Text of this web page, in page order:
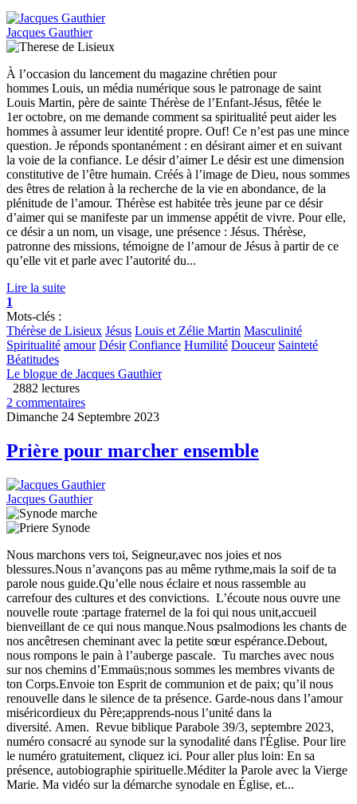
Jacques Gauthier
À l’occasion du lancement du magazine chrétien pour
hommes Louis, un média numérique sous le patronage de saint
Louis Martin, père de sainte Thérèse de l’Enfant-Jésus, fêtée le
1er octobre, on me demande comment sa spiritualité peut aider les
hommes à assumer leur identité propre. Ouf! Ce n’est pas une mince
question. Je réponds spontanément : en désirant aimer et en suivant
la voie de la confiance. Le désir d’aimer Le désir est une dimension
constitutive de l’être humain. Créés à l’image de Dieu, nous sommes
des êtres de relation à la recherche de la vie en abondance, de la
plénitude de l’amour. Thérèse est habitée très jeune par ce désir
d’aimer qui se manifeste par un immense appétit de vivre. Pour elle,
ce désir a un nom, un visage, une présence : Jésus. Thérèse,
patronne des missions, témoigne de l’amour de Jésus à partir de ce
qu’elle vit et parle avec l’autorité du...
Lire la suite
1
Mots-clés :
Thérèse de Lisieux Jésus Louis et Zélie Martin Masculinité
Spiritualité amour Désir Confiance Humilité Douceur Sainteté
Béatitudes
Le blogue de Jacques Gauthier
2882 lectures
2 commentaires
Dimanche 24 Septembre 2023
Prière pour marcher ensemble
Jacques Gauthier
Nous marchons vers toi, Seigneur,avec nos joies et nos
blessures.Nous n’avançons pas au même rythme,mais la soif de ta
parole nous guide.Qu’elle nous éclaire et nous rassemble au
carrefour des cultures et des convictions. L’écoute nous ouvre une
nouvelle route :partage fraternel de la foi qui nous unit,accueil
bienveillant de ce qui nous manque.Nous psalmodions les chants de
nos ancêtresen cheminant avec la petite sœur espérance.Debout,
nous rompons le pain à l’auberge pascale. Tu marches avec nous
sur nos chemins d’Emmaüs;nous sommes les membres vivants de
ton Corps.Envoie ton Esprit de communion et de paix; qu’il nous
renouvelle dans le silence de ta présence. Garde-nous dans l’amour
miséricordieux du Père;apprends-nous l’unité dans la
diversité. Amen. Revue biblique Parabole 39/3, septembre 2023,
numéro consacré au synode sur la synodalité dans l'Église. Pour lire
le numéro gratuitement, cliquez ici. Pour aller plus loin: En sa
présence, autobiographie spirituelle.Méditer la Parole avec la Vierge
Marie. Ma vidéo sur la démarche synodale en Église, et...